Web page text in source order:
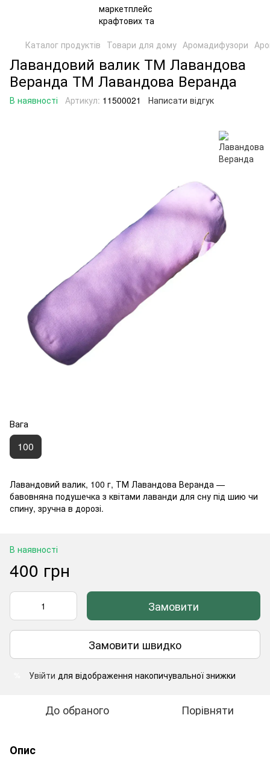
Каталог продуктів Товари для дому Аромадифузори
Лавандовий валик ТМ Лавандова
Веранда ТМ Лавандова Веранда
В наявності Артикул: 11500021 Написати відгук
Вага
100
Лавандовий валик, 100 г, ТМ Лавандова Веранда —
бавовняна подушечка з квітами лаванди для сну під шию чи
спину, зручна в дорозі.
В наявності
400 грн
Замовити
Замовити швидко
Увійти для відображення накопичувальної знижки
До обраного Порівняти
Опис